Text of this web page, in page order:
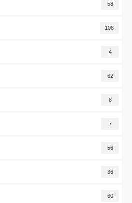
58
108
4
62
8
7
56
36
60